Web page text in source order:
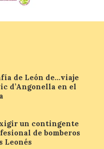
sección
de León de…viaje
d’Angonella en el
un contingente
de bomberos
Leonés